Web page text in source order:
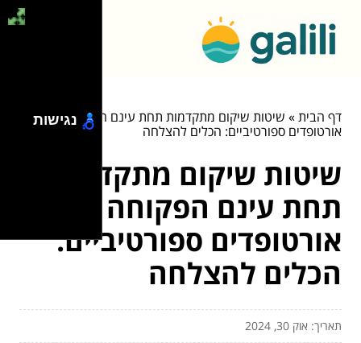
דף הבית» שיטות שיקום מתקדמות תחת עינם הפקוחה של
אורטופדים ספורטיביים: הכלים להצלחה
שיטות שיקום מתקדמות
תחת עינם הפקוחה של
אורטופדים ספורטיביים:
הכלים להצלחה
תאריך: אוק 30, 2024
נגישות